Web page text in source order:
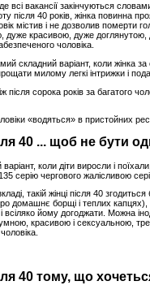
де всі вакансії закінчуються
після 40 років, жінка повинна
містив і не дозволив померти
дуже красивою, дуже доглянутою,
чоловіка.
складний варіант, коли жінка
милому легкі інтрижки і
після сорока років за багатого
«водяться» в пристойних
40 ... щоб не бути
коли діти виросли і
серію чергового жалісливою
такій жінці після 40
домашнє борщі і теплих
і всіляко йому догоджати. Можна
красивою і сексуальною,
40 тому, що